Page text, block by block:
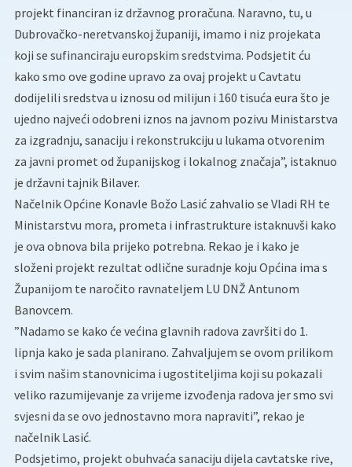
projekt financiran iz državnog proračuna. Naravno, tu, u
Dubrovačko-neretvanskoj županiji, imamo i niz projekata
koji se sufinanciraju europskim sredstvima. Podsjetit ću
kako smo ove godine upravo za ovaj projekt u Cavtatu
dodijelili sredstva u iznosu od milijun i 160 tisuća eura što je
ujedno najveći odobreni iznos na javnom pozivu Ministarstva
za izgradnju, sanaciju i rekonstrukciju u lukama otvorenim
za javni promet od županijskog i lokalnog značaja”, istaknuo
je državni tajnik Bilaver.
Načelnik Općine Konavle Božo Lasić zahvalio se Vladi RH te
Ministarstvu mora, prometa i infrastrukture istaknuvši kako
je ova obnova bila prijeko potrebna. Rekao je i kako je
složeni projekt rezultat odlične suradnje koju Općina ima s
Županijom te naročito ravnateljem LU DNŽ Antunom
Banovcem.
”Nadamo se kako će većina glavnih radova završiti do 1.
lipnja kako je sada planirano. Zahvaljujem se ovom prilikom
i svim našim stanovnicima i ugostiteljima koji su pokazali
veliko razumijevanje za vrijeme izvođenja radova jer smo svi
svjesni da se ovo jednostavno mora napraviti”, rekao je
načelnik Lasić.
Podsjetimo, projekt obuhvaća sanaciju dijela cavtatske rive,